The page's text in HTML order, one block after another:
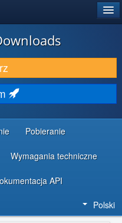
Pobieranie
Wymagania techniczne
API
Polski